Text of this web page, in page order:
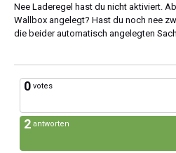
Nee Laderegel hast du nicht aktiviert.
Wallbox angelegt? Hast du noch nee
die beider automatisch angelegten
0 votes
2 antworten